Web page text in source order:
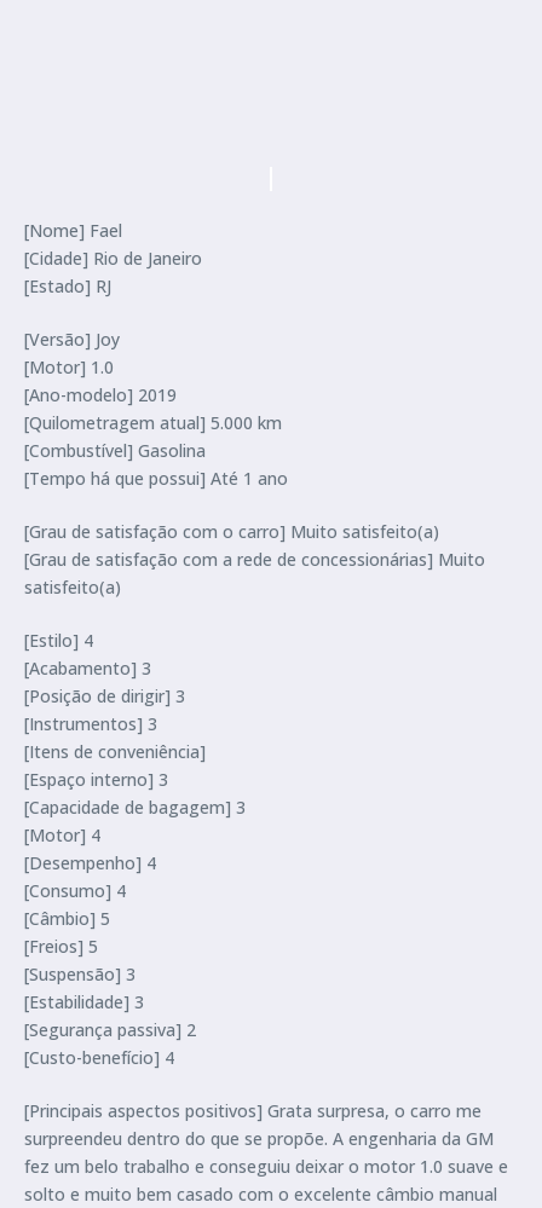
[Nome] Fael
[Cidade] Rio de Janeiro
[Estado] RJ
[Versão] Joy
[Motor] 1.0
[Ano-modelo] 2019
[Quilometragem atual] 5.000 km
[Combustível] Gasolina
[Tempo há que possui] Até 1 ano
[Grau de satisfação com o carro] Muito satisfeito(a)
[Grau de satisfação com a rede de concessionárias] Muito
satisfeito(a)
[Estilo] 4
[Acabamento] 3
[Posição de dirigir] 3
[Instrumentos] 3
[Itens de conveniência]
[Espaço interno] 3
[Capacidade de bagagem] 3
[Motor] 4
[Desempenho] 4
[Consumo] 4
[Câmbio] 5
[Freios] 5
[Suspensão] 3
[Estabilidade] 3
[Segurança passiva] 2
[Custo-benefício] 4
[Principais aspectos positivos] Grata surpresa, o carro me
surpreendeu dentro do que se propõe. A engenharia da GM
fez um belo trabalho e conseguiu deixar o motor 1.0 suave e
solto e muito bem casado com o excelente câmbio manual